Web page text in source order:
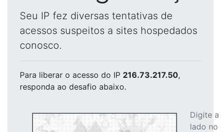
Seu IP fez diversas tentativas de
acessos suspeitos a sites hospedados
conosco.
Para liberar o acesso do IP 216.73.217.50,
responda ao desafio abaixo.
Digite
lado no